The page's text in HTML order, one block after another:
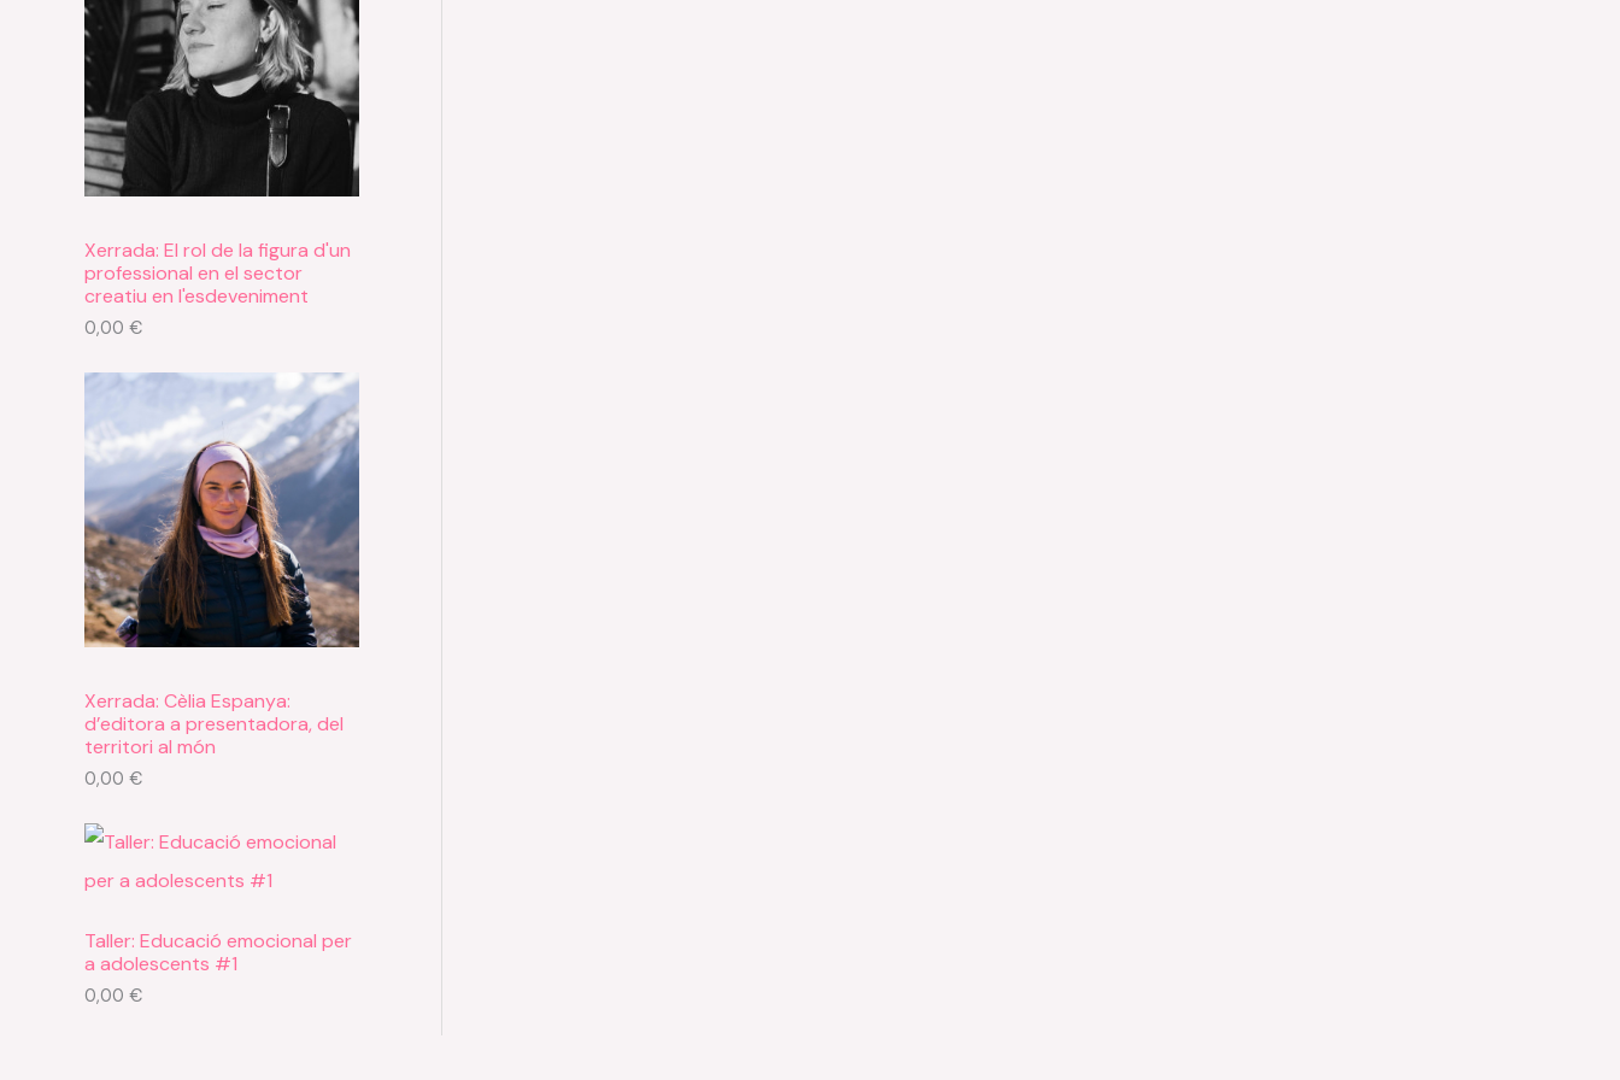
s
s
s
Xerrada: El rol de la figura d'un
professional en el sector
creatiu en l'esdeveniment
0,00 €
Xerrada: Cèlia Espanya:
d’editora a presentadora, del
territori al món
0,00 €
Taller: Educació emocional per
a adolescents #1
0,00 €